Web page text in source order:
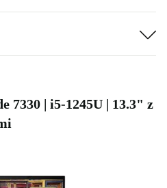
7330 | i5-1245U | 13.3" z